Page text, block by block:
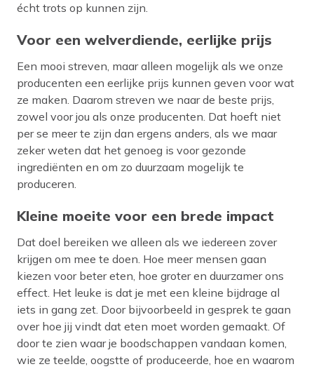
écht trots op kunnen zijn.
Voor een welverdiende, eerlijke prijs
Een mooi streven, maar alleen mogelijk als we onze
producenten een eerlijke prijs kunnen geven voor wat
ze maken. Daarom streven we naar de beste prijs,
zowel voor jou als onze producenten. Dat hoeft niet
per se meer te zijn dan ergens anders, als we maar
zeker weten dat het genoeg is voor gezonde
ingrediënten en om zo duurzaam mogelijk te
produceren.
Kleine moeite voor een brede impact
Dat doel bereiken we alleen als we iedereen zover
krijgen om mee te doen. Hoe meer mensen gaan
kiezen voor beter eten, hoe groter en duurzamer ons
effect. Het leuke is dat je met een kleine bijdrage al
iets in gang zet. Door bijvoorbeeld in gesprek te gaan
over hoe jij vindt dat eten moet worden gemaakt. Of
door te zien waar je boodschappen vandaan komen,
wie ze teelde, oogstte of produceerde, hoe en waarom